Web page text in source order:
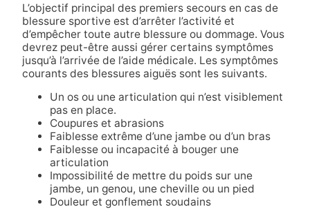
L’objectif principal des premiers secours en cas de
blessure sportive est d’arrêter l’activité et
d’empêcher toute autre blessure ou dommage. Vous
devrez peut-être aussi gérer certains symptômes
jusqu’à l’arrivée de l’aide médicale. Les symptômes
courants des blessures aiguës sont les suivants.
Un os ou une articulation qui n’est visiblement
pas en place.
Coupures et abrasions
Faiblesse extrême d’une jambe ou d’un bras
Faiblesse ou incapacité à bouger une
articulation
Impossibilité de mettre du poids sur une
jambe, un genou, une cheville ou un pied
Douleur et gonflement soudains